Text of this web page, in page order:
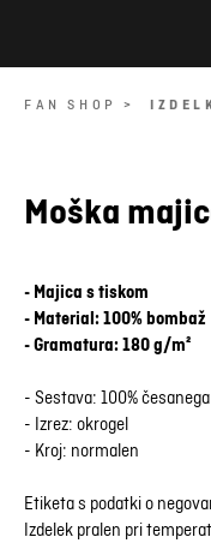
FAN SHOP >
Moška
- Majica s tiskom
- Material: 100% bombaž
- Gramatura: 180 g/m²
- Sestava: 100%
- Izrez: okrogel
- Kroj: normalen
Etiketa s podatki o
Izdelek pralen pri